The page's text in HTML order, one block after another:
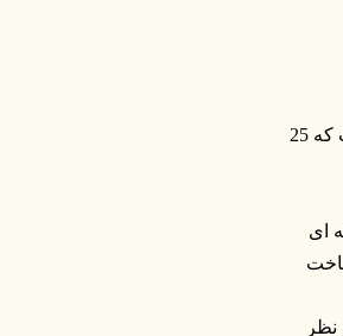
در سال جاری حجم صادرات کنیاک از ارمنستان به روسیه 15 درصد کاهش یافت این در حالی است که 25
ای